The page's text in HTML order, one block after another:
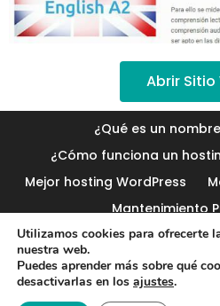
Abrir Sitio
¿Qué es un
¿Cómo funciona un
Mejor hosting WordPress
Mantenimiento
Contacto
Cookies
Utilizamos cookies para ofrecerte
nuestra web.
Puedes aprender más sobre qué
desactivarlas en los ajustes.